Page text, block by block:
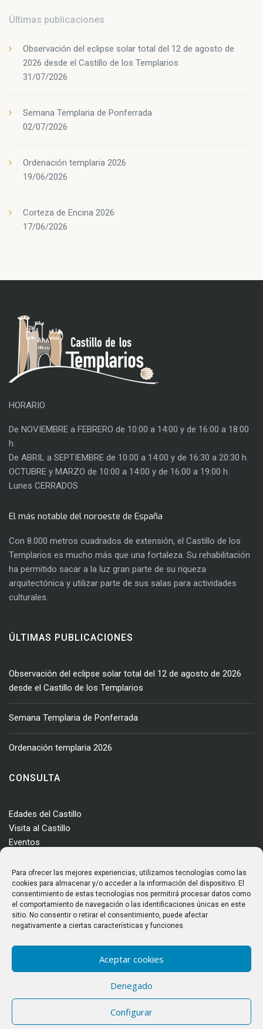
Para ofrecer las mejores experiencias, utilizamos tecnologías como las
cookies para almacenar y/o acceder a la información del dispositivo. El
consentimiento de estas tecnologías nos permitirá procesar datos como
el comportamiento de navegación o las identificaciones únicas en este
sitio. No consentir o retirar el consentimiento, puede afectar
negativamente a ciertas características y funciones.
Aceptar cookies
Denegado
Configurar
Últimas publicaciones
Observación del eclipse solar total del 12 de agosto de
2026 desde el Castillo de los Templarios
31/07/2026
Semana Templaria de Ponferrada
02/07/2026
Ordenación templaria 2026
19/06/2026
Corteza de Encina 2026
17/06/2026
HORARIO
De NOVIEMBRE a FEBRERO de 10:00 a 14:00 y de 16:00 a 18:00
h.
De ABRIL a SEPTIEMBRE de 10:00 a 14:00 y de 16:30 a 20:30 h.
OCTUBRE y MARZO de 10:00 a 14:00 y de 16:00 a 19:00 h.
Lunes CERRADOS
El más notable del noroeste de España
Con 8.000 metros cuadrados de extensión, el Castillo de los
Templarios es mucho más que una fortaleza. Su rehabilitación
ha permitido sacar a la luz gran parte de su riqueza
arquitectónica y utilizar parte de sus salas para actividades
culturales.
ÚLTIMAS PUBLICACIONES
Observación del eclipse solar total del 12 de agosto de 2026
desde el Castillo de los Templarios
Semana Templaria de Ponferrada
Ordenación templaria 2026
CONSULTA
Edades del Castillo
Visita al Castillo
Eventos
Enclave
Más información
Consultas
Horarios y tarifas
© Castillo de los Templarios. Todos los derechos reservados